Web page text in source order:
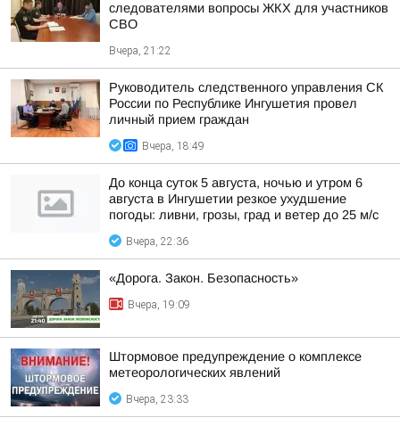
следователями вопросы ЖКХ для участников
СВО
Вчера, 21:22
Руководитель следственного управления СК
России по Республике Ингушетия провел
личный прием граждан
Вчера, 18:49
До конца суток 5 августа, ночью и утром 6
августа в Ингушетии резкое ухудшение
погоды: ливни, грозы, град и ветер до 25 м/с
Вчера, 22:36
«Дорога. Закон. Безопасность»
Вчера, 19:09
Штормовое предупреждение о комплексе
метеорологических явлений
Вчера, 23:33